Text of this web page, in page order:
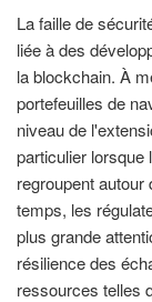
La faille de
liée à des
la blockchain. À
portefeuilles de
niveau de
particulier lorsque
regroupent
temps, les
plus grande
résilience des
ressources telles